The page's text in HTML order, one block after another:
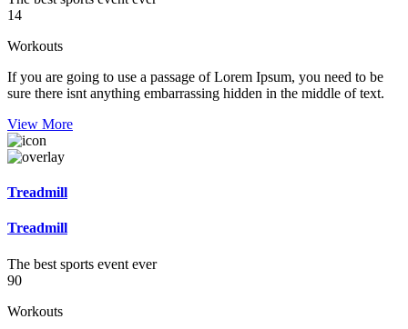
14
Workouts
If you are going to use a passage of Lorem Ipsum, you need to be
sure there isnt anything embarrassing hidden in the middle of text.
View More
Treadmill
Treadmill
The best sports event ever
90
Workouts